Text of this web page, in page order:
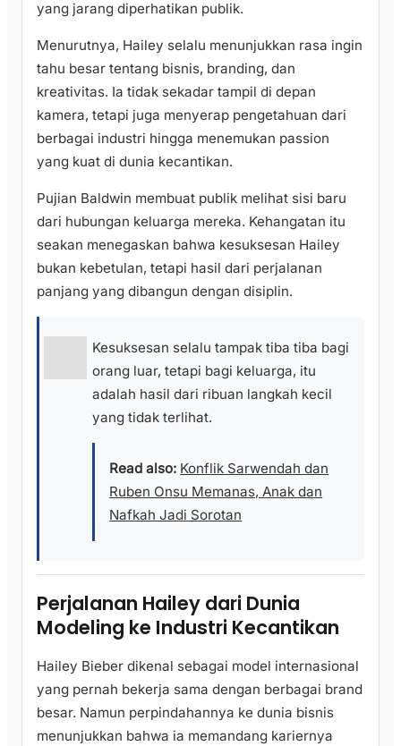
yang jarang diperhatikan publik.
Menurutnya, Hailey selalu menunjukkan rasa ingin
tahu besar tentang bisnis, branding, dan
kreativitas. Ia tidak sekadar tampil di depan
kamera, tetapi juga menyerap pengetahuan dari
berbagai industri hingga menemukan passion
yang kuat di dunia kecantikan.
Pujian Baldwin membuat publik melihat sisi baru
dari hubungan keluarga mereka. Kehangatan itu
seakan menegaskan bahwa kesuksesan Hailey
bukan kebetulan, tetapi hasil dari perjalanan
panjang yang dibangun dengan disiplin.
Kesuksesan selalu tampak tiba tiba bagi
orang luar, tetapi bagi keluarga, itu
adalah hasil dari ribuan langkah kecil
yang tidak terlihat.
Read also: Konflik Sarwendah dan
Ruben Onsu Memanas, Anak dan
Nafkah Jadi Sorotan
Perjalanan Hailey dari Dunia
Modeling ke Industri Kecantikan
Hailey Bieber dikenal sebagai model internasional
yang pernah bekerja sama dengan berbagai brand
besar. Namun perpindahannya ke dunia bisnis
menunjukkan bahwa ia memandang kariernya